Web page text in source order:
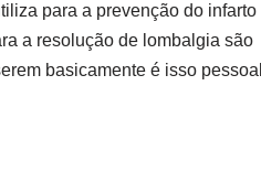
para a prevenção do infarto
a resolução de lombalgia são
basicamente é isso pessoal